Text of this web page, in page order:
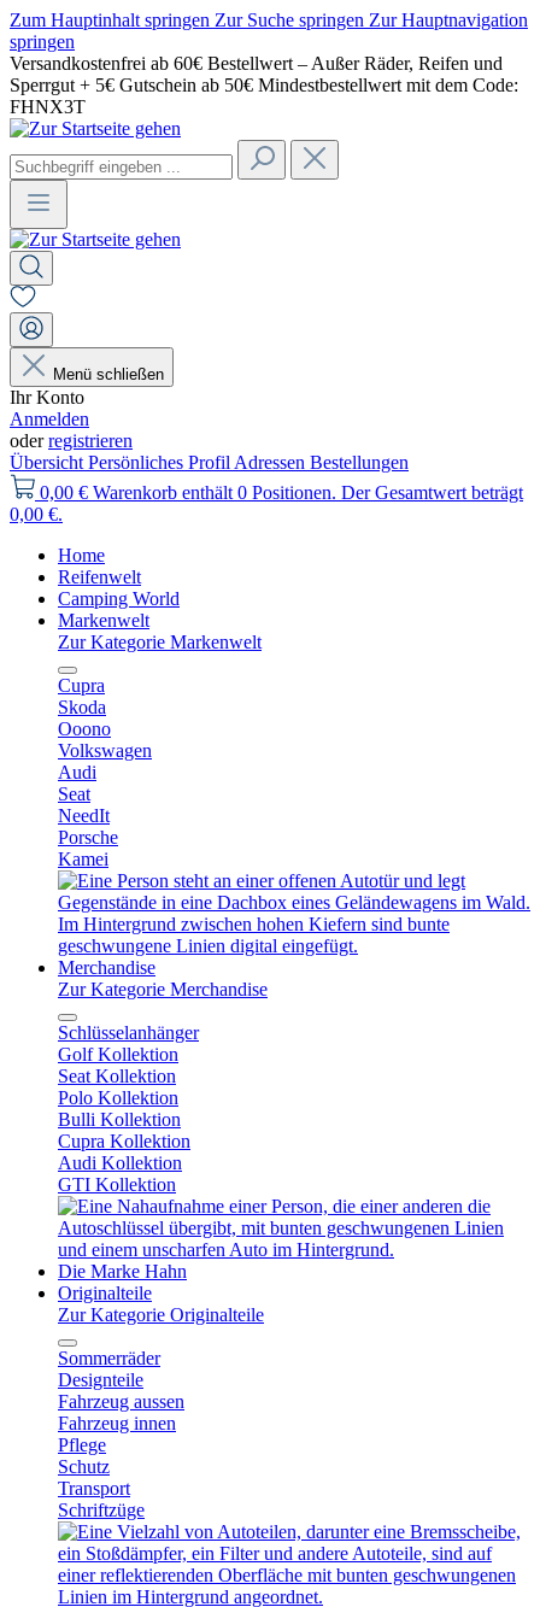
Zum Hauptinhalt springen Zur Suche springen Zur Hauptnavigation
springen
Versandkostenfrei ab 60€ Bestellwert – Außer Räder, Reifen und
Sperrgut + 5€ Gutschein ab 50€ Mindestbestellwert mit dem Code:
FHNX3T
Menü schließen
Ihr Konto
Anmelden
oderregistrieren
Übersicht Persönliches Profil Adressen Bestellungen
0,00 € Warenkorb enthält 0 Positionen. Der Gesamtwert beträgt
0,00 €.
Home
Reifenwelt
Camping World
Markenwelt
Zur Kategorie Markenwelt
Cupra
Skoda
Ooono
Volkswagen
Audi
Seat
NeedIt
Porsche
Kamei
Merchandise
Zur Kategorie Merchandise
Schlüsselanhänger
Golf Kollektion
Seat Kollektion
Polo Kollektion
Bulli Kollektion
Cupra Kollektion
Audi Kollektion
GTI Kollektion
Die Marke Hahn
Originalteile
Zur Kategorie Originalteile
Sommerräder
Designteile
Fahrzeug aussen
Fahrzeug innen
Pflege
Schutz
Transport
Schriftzüge